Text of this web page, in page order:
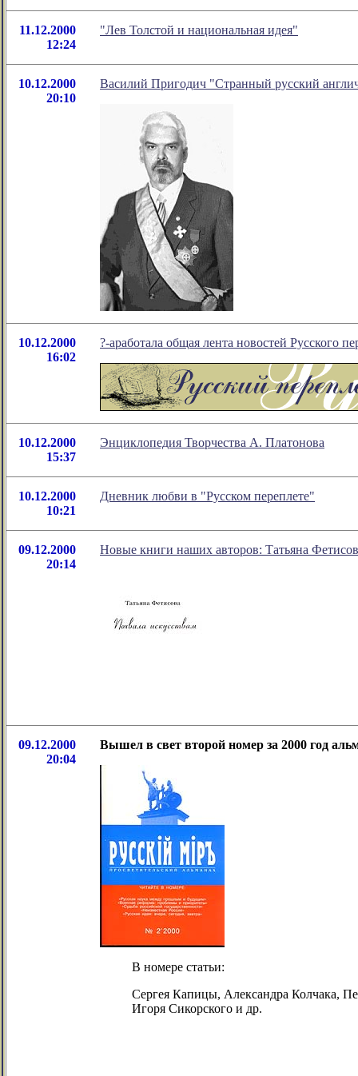
11.12.2000
12:24
"Лев Толстой и национальная идея"
10.12.2000
20:10
Василий Пригодич "Странный русский
10.12.2000
16:02
?-аработала общая лента новостей Русского
10.12.2000
15:37
Энциклопедия Творчества А. Платонова
10.12.2000
10:21
Дневник любви в "Русском переплете"
09.12.2000
20:14
Новые книги наших авторов: Татьяна
09.12.2000
20:04
Вышел в свет второй номер за 2000 год
В номере статьи:
Cергея Капицы, Александра Колчака,
Игоря Сикорского и др.